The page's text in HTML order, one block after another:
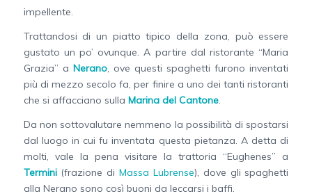
impellente.
Trattandosi di un piatto tipico della zona, può essere
gustato un po’ ovunque. A partire dal ristorante “Maria
Grazia” a Nerano, ove questi spaghetti furono inventati
più di mezzo secolo fa, per finire a uno dei tanti ristoranti
che si affacciano sulla Marina del Cantone.
Da non sottovalutare nemmeno la possibilità di spostarsi
dal luogo in cui fu inventata questa pietanza. A detta di
molti, vale la pena visitare la trattoria “Eughenes” a
Termini(frazione diMassa Lubrense), dove gli spaghetti
alla Nerano sono così buoni da leccarsi i baffi.